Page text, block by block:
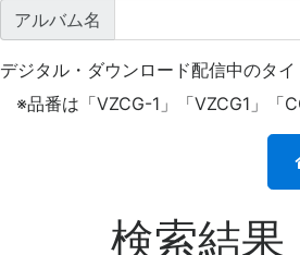
アルバム名
デジタル・ダウンロード配信中のタ
※品番は「VZCG-1」「VZCG1」「
検索結果